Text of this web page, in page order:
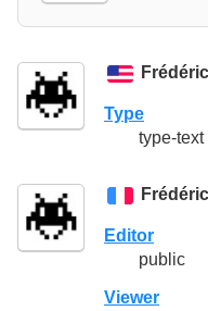
Type
type-text
Editor
public
Viewer